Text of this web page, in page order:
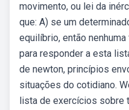
movimento, ou lei da
que: A) se um
equilíbrio, então
para responder a esta
de newton, princípios
situações do cotidiano.
lista de exercícios sobre